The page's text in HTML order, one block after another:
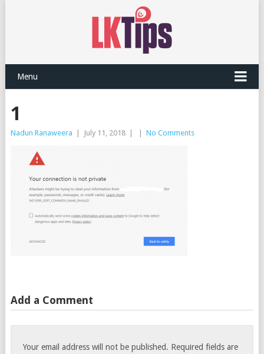
Menu
1
Nadun Ranaweera July 11, 2018 No Comments
Add a Comment
Your email address will not be published. Required fields are